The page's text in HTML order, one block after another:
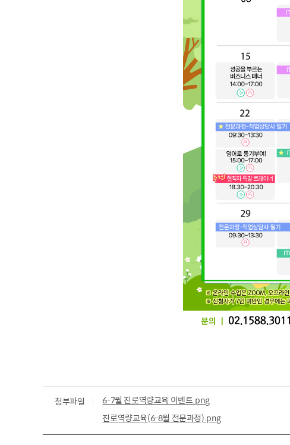
첨부파일
6-7월 진로역량교육 이벤트.png
진로역량교육(6-8월 전문과정).png